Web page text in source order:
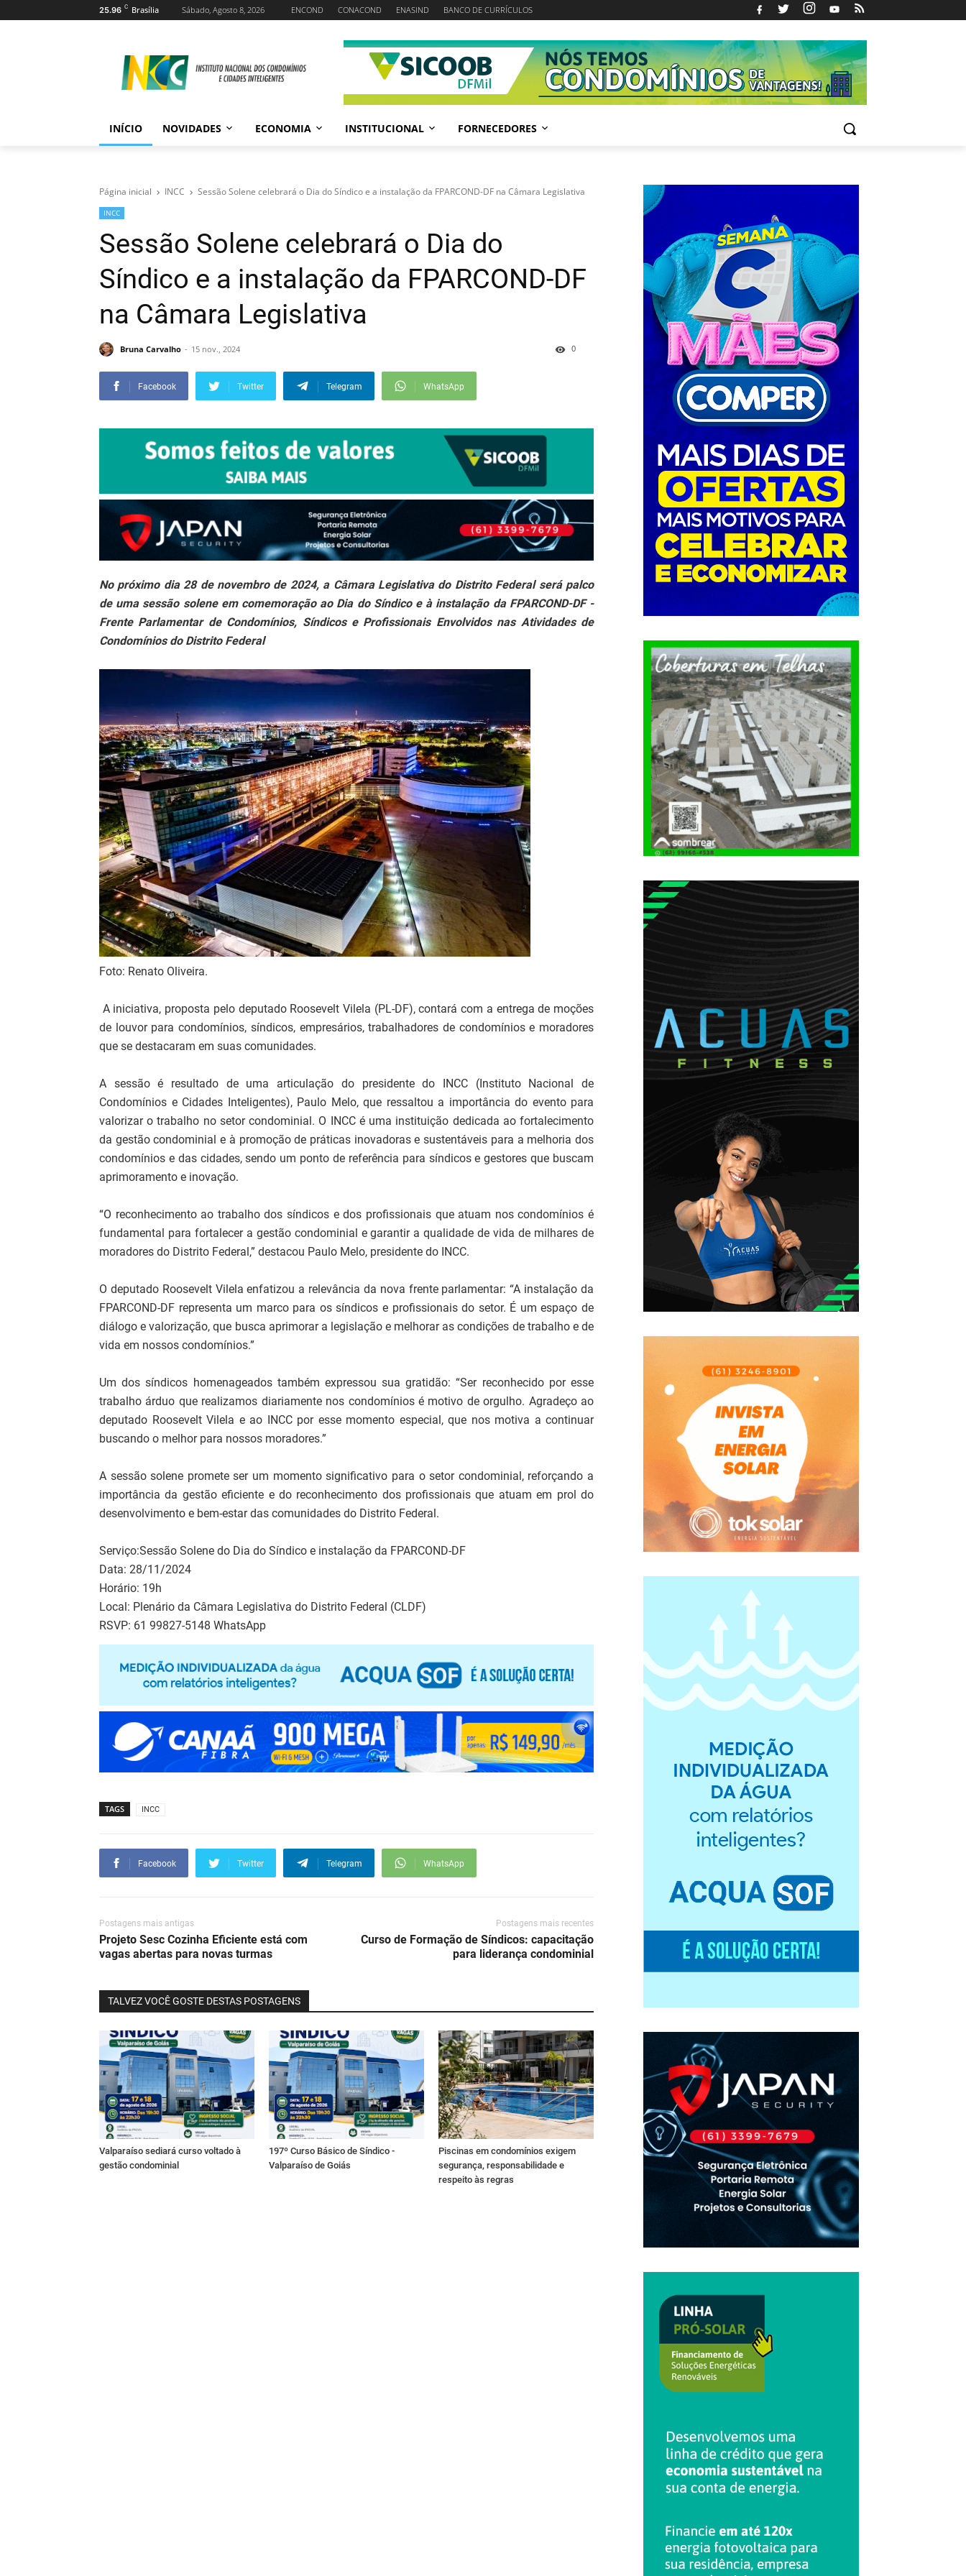
25.96 C Brasília Sábado, Agosto 8, 2026 ENCOND CONACOND ENASIND BANCO DE CURRÍCULOS
INÍCIO NOVIDADES ECONOMIA INSTITUCIONAL FORNECEDORES
Página inicial INCC Sessão Solene celebrará o Dia do Síndico e a instalação da FPARCOND-DF na Câmara Legislativa
INCC
Sessão Solene celebrará o Dia do
Síndico e a instalação da FPARCOND-DF
na Câmara Legislativa
Bruna Carvalho 15 nov., 2024 0
Facebook Twitter Telegram WhatsApp
No próximo dia 28 de novembro de 2024, a Câmara Legislativa do Distrito Federal será palco
de uma sessão solene em comemoração ao Dia do Síndico e à instalação da FPARCOND-DF -
Frente Parlamentar de Condomínios, Síndicos e Profissionais Envolvidos nas Atividades de
Condomínios do Distrito Federal
Foto: Renato Oliveira.
A iniciativa, proposta pelo deputado Roosevelt Vilela (PL-DF), contará com a entrega de moções
de louvor para condomínios, síndicos, empresários, trabalhadores de condomínios e moradores
que se destacaram em suas comunidades.
A sessão é resultado de uma articulação do presidente do INCC (Instituto Nacional de
Condomínios e Cidades Inteligentes), Paulo Melo, que ressaltou a importância do evento para
valorizar o trabalho no setor condominial. O INCC é uma instituição dedicada ao fortalecimento
da gestão condominial e à promoção de práticas inovadoras e sustentáveis para a melhoria dos
condomínios e das cidades, sendo um ponto de referência para síndicos e gestores que buscam
aprimoramento e inovação.
“O reconhecimento ao trabalho dos síndicos e dos profissionais que atuam nos condomínios é
fundamental para fortalecer a gestão condominial e garantir a qualidade de vida de milhares de
moradores do Distrito Federal,” destacou Paulo Melo, presidente do INCC.
O deputado Roosevelt Vilela enfatizou a relevância da nova frente parlamentar: “A instalação da
FPARCOND-DF representa um marco para os síndicos e profissionais do setor. É um espaço de
diálogo e valorização, que busca aprimorar a legislação e melhorar as condições de trabalho e de
vida em nossos condomínios.”
Um dos síndicos homenageados também expressou sua gratidão: “Ser reconhecido por esse
trabalho árduo que realizamos diariamente nos condomínios é motivo de orgulho. Agradeço ao
deputado Roosevelt Vilela e ao INCC por esse momento especial, que nos motiva a continuar
buscando o melhor para nossos moradores.”
A sessão solene promete ser um momento significativo para o setor condominial, reforçando a
importância da gestão eficiente e do reconhecimento dos profissionais que atuam em prol do
desenvolvimento e bem-estar das comunidades do Distrito Federal.
Serviço:Sessão Solene do Dia do Síndico e instalação da FPARCOND-DF
Data: 28/11/2024
Horário: 19h
Local: Plenário da Câmara Legislativa do Distrito Federal (CLDF)
RSVP: 61 99827-5148 WhatsApp
TAGS INCC
Facebook Twitter Telegram WhatsApp
Postagens mais antigas
Projeto Sesc Cozinha Eficiente está com
vagas abertas para novas turmas
Postagens mais recentes
Curso de Formação de Síndicos: capacitação
para liderança condominial
TALVEZ VOCÊ GOSTE DESTAS POSTAGENS
Valparaíso sediará curso voltado à
gestão condominial
197º Curso Básico de Síndico -
Valparaíso de Goiás
Piscinas em condomínios exigem
segurança, responsabilidade e
respeito às regras